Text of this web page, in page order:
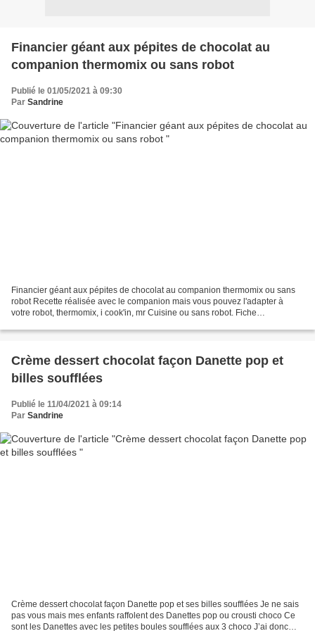
Financier géant aux pépites de chocolat au
companion thermomix ou sans robot
Publié le 01/05/2021 à 09:30
Par Sandrine
Financier géant aux pépites de chocolat au companion thermomix ou sans
robot Recette réalisée avec le companion mais vous pouvez l'adapter à
votre robot, thermomix, i cook'in, mr Cuisine ou sans robot. Fiche
Crème dessert chocolat façon Danette pop et
billes soufflées
Publié le 11/04/2021 à 09:14
Par Sandrine
Crème dessert chocolat façon Danette pop et ses billes soufflées Je ne sais
pas vous mais mes enfants raffolent des Danettes pop ou crousti choco Ce
sont les Danettes avec les petites boules soufflées aux 3 choco J’ai donc